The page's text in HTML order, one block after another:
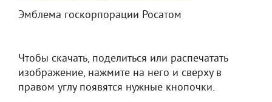
Эмблема госкорпорации Росатом
Чтобы скачать, поделиться или распечатать
изображение, нажмите на него и сверху в
правом углу появятся нужные кнопочки.